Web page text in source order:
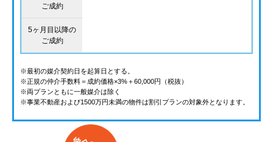
ご成約
5ヶ月目以降の
ご成約
※最初の媒介契約日を起算日とする。
※正規の仲介手数料＝成約価格×3%＋60,000円（税抜）
※両プランともに一般媒介は除く
※事業不動産および1500万円未満の物件は割引プランの対象外となります。